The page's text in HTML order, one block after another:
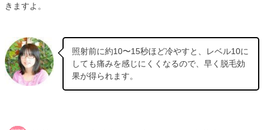
きますよ。
照射前に約10〜15秒ほど冷やすと、レベル10に
しても痛みを感じにくくなるので、早く脱毛効
果が得られます。